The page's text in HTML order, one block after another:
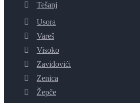
Tešanj
Usora
Vareš
Visoko
Zavidovići
Zenica
Žepče